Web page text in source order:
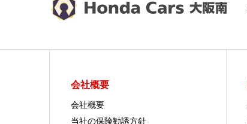
会社概要
会社概要
当社の保険勧誘方針